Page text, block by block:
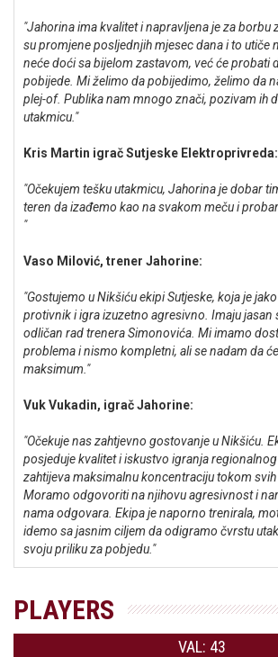
"Jahorina ima kvalitet i napravljena je za borbu
su promjene posljednjih mjesec dana i to utiče
neće doći sa bijelom zastavom, već će probati
pobijede. Mi želimo da pobijedimo, želimo da
plej-of. Publika nam mnogo znači, pozivam ih
utakmicu."
Kris Martin igrač Sutjeske Elektroprivreda:
"Očekujem tešku utakmicu, Jahorina je dobar
teren da izađemo kao na svakom meču i
"
Vaso Milović, trener Jahorine:
"Gostujemo u Nikšiću ekipi Sutjeske, koja je
protivnik i igra izuzetno agresivno. Imaju jasan
odličan rad trenera Simonovića. Mi imamo
problema i nismo kompletni, ali se nadam da
maksimum."
Vuk Vukadin, igrač Jahorine:
"Očekuje nas zahtjevno gostovanje u Nikšiću.
posjeduje kvalitet i iskustvo igranja
zahtijeva maksimalnu koncentraciju tokom svih
Moramo odgovoriti na njihovu agresivnost i
nama odgovara. Ekipa je naporno trenirala,
idemo sa jasnim ciljem da odigramo čvrstu
svoju priliku za pobjedu."
PLAYERS
VAL: 43